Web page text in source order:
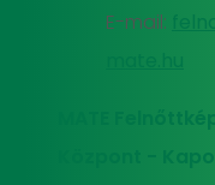
E-mail:
MATE
Központ -